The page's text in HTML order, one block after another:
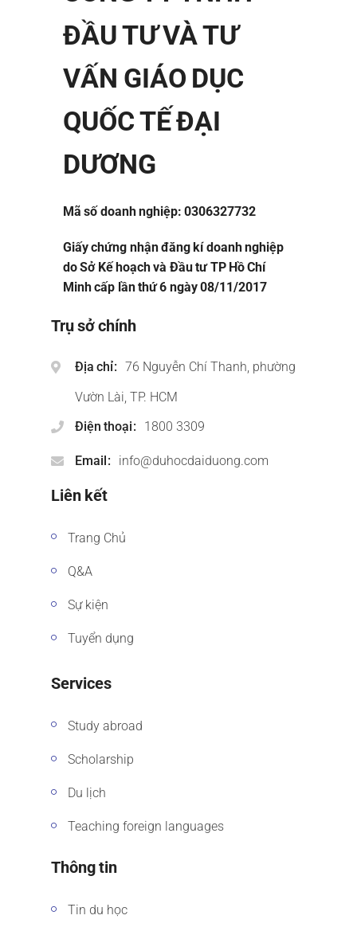
ĐẦU TƯ VÀ TƯ
VẤN GIÁO DỤC
QUỐC TẾ ĐẠI
DƯƠNG
Mã số doanh nghiệp: 0306327732
Giấy chứng nhận đăng kí doanh nghiệp
do Sở Kế hoạch và Đầu tư TP Hồ Chí
Minh cấp lần thứ 6 ngày 08/11/2017
Trụ sở chính
Địa chỉ
76 Nguyễn Chí Thanh, phường
Vườn Lài, TP. HCM
Điện thoại
1800 3309
Email info@duhocdaiduong.com
Liên kết
Trang Chủ
Q&A
Sự kiện
Tuyển dụng
Services
Study abroad
Scholarship
Du lịch
Teaching foreign languages
Thông tin
Tin du học